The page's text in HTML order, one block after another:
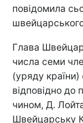
повідомила
Глава
числа семи
(уряду
відповідно до
чином, Д.
Швейцарську